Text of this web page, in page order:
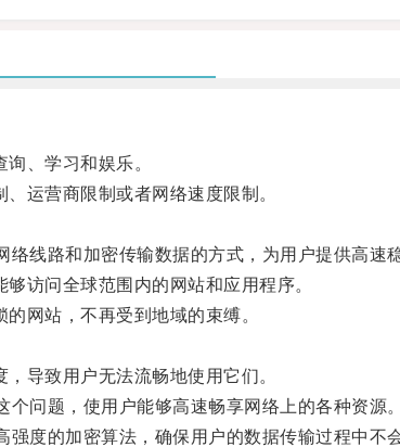
、学习和娱乐。
运营商限制或者网络速度限制。
路和加密传输数据的方式，为用户提供高速稳
访问全球范围内的网站和应用程序。
网站，不再受到地域的束缚。
导致用户无法流畅地使用它们。
问题，使用户能够高速畅享网络上的各种资源。
的加密算法，确保用户的数据传输过程中不会